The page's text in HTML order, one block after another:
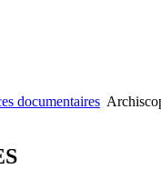
documentaires